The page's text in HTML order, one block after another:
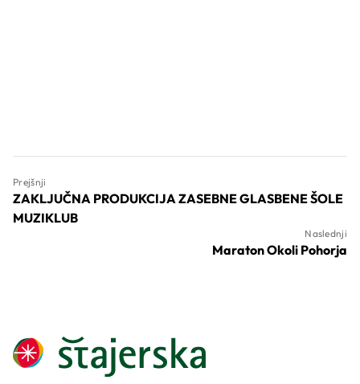
Prejšnji
ZAKLJUČNA PRODUKCIJA ZASEBNE GLASBENE ŠOLE
MUZIKLUB
Naslednji
Maraton Okoli Pohorja